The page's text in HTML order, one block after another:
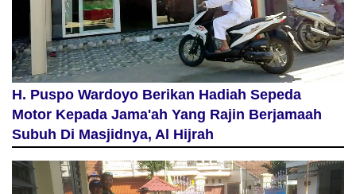
H. Puspo Wardoyo Berikan Hadiah Sepeda
Motor Kepada Jama'ah Yang Rajin Berjamaah
Subuh Di Masjidnya, Al Hijrah